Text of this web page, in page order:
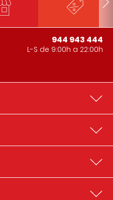
944 943 444
L-S de 9:00h a 22:00h